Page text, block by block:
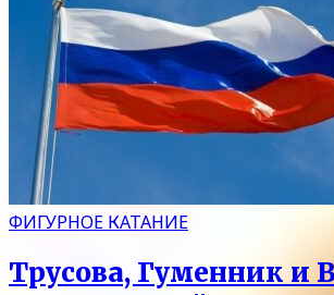
ФИГУРНОЕ КАТАНИЕ
Трусова, Гуменник и